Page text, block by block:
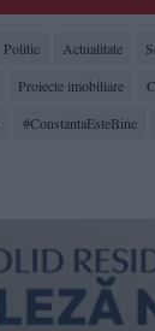
Politic Actualitate
Proiecte imobiliare
#ConstantaEsteBine